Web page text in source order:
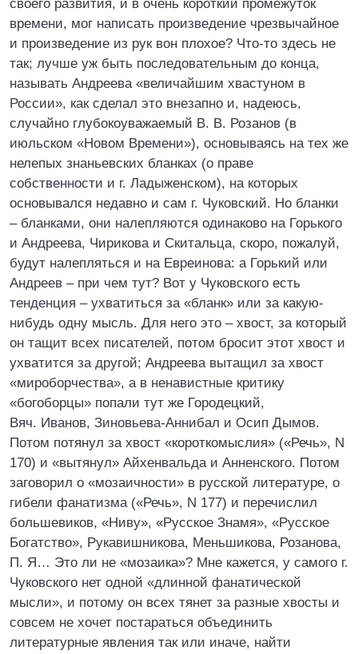
своего развития, и в очень короткий промежуток
времени, мог написать произведение чрезвычайное
и произведение из рук вон плохое? Что-то здесь не
так; лучше уж быть последовательным до конца,
называть Андреева «величайшим хвастуном в
России», как сделал это внезапно и, надеюсь,
случайно глубокоуважаемый В. В. Розанов (в
июльском «Новом Времени»), основываясь на тех же
нелепых знаньевских бланках (о праве
собственности и г. Ладыженском), на которых
основывался недавно и сам г. Чуковский. Но бланки
– бланками, они налепляются одинаково на Горького
и Андреева, Чирикова и Скитальца, скоро, пожалуй,
будут налепляться и на Евреинова: а Горький или
Андреев – при чем тут? Вот у Чуковского есть
тенденция – ухватиться за «бланк» или за какую-
нибудь одну мысль. Для него это – хвост, за который
он тащит всех писателей, потом бросит этот хвост и
ухватится за другой; Андреева вытащил за хвост
«мироборчества», а в ненавистные критику
«богоборцы» попали тут же Городецкий,
Вяч. Иванов, Зиновьева-Аннибал и Осип Дымов.
Потом потянул за хвост «короткомыслия» («Речь», N
170) и «вытянул» Айхенвальда и Анненского. Потом
заговорил о «мозаичности» в русской литературе, о
гибели фанатизма («Речь», N 177) и перечислил
большевиков, «Ниву», «Русское Знамя», «Русское
Богатство», Рукавишникова, Меньшикова, Розанова,
П. Я… Это ли не «мозаика»? Мне кажется, у самого г.
Чуковского нет одной «длинной фанатической
мысли», и потому он всех тянет за разные хвосты и
совсем не хочет постараться объединить
литературные явления так или иначе, найти